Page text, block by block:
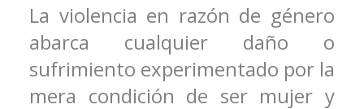
La violencia en razón de género
abarca cualquier daño o
sufrimiento experimentado por la
mera condición de ser mujer y